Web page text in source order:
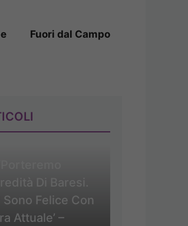
Fuori dal Campo
Di Baresi.
Sono Felice Con
Attuale’ –